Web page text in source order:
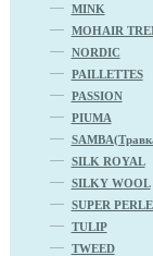
MINK
MOHAIR
NORDIC
PAILLETTES
PASSION
PIUMA
SILK ROYAL
SILKY WOOL
SUPER
TULIP
TWEED